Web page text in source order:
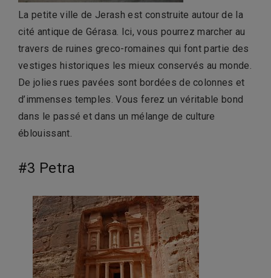
La petite ville de Jerash est construite autour de la
cité antique de Gérasa. Ici, vous pourrez marcher au
travers de ruines greco-romaines qui font partie des
vestiges historiques les mieux conservés au monde.
De jolies rues pavées sont bordées de colonnes et
d’immenses temples. Vous ferez un véritable bond
dans le passé et dans un mélange de culture
éblouissant.
#3 Petra